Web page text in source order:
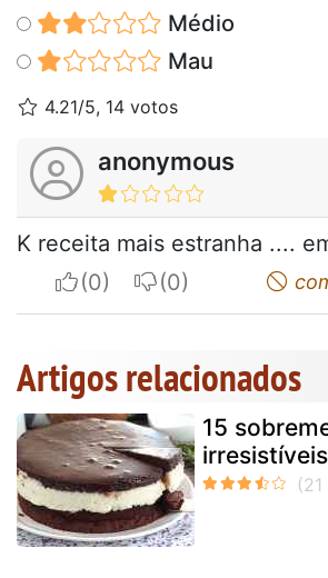
Médio
Mau
4.21/5, 14 votos
anonymous
K receita mais estranha ....
I apreciateI do not
Artigos relacionados
15